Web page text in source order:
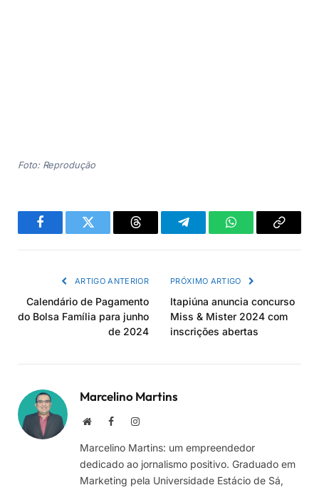
Foto: Reprodução
FacebookTwitter Threads TelegramWhatsAppCopiar
ARTIGO ANTERIOR
Calendário de Pagamento
do Bolsa Família para junho
de 2024
PRÓXIMO ARTIGO
Itapiúna anuncia concurso
Miss & Mister 2024 com
inscrições abertas
Marcelino Martins
Site FacebookInstagram
Marcelino Martins: um empreendedor
dedicado ao jornalismo positivo. Graduado em
Marketing pela Universidade Estácio de Sá,